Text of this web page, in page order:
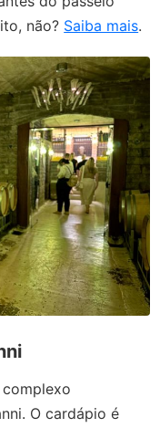
não? Saiba mais.
O cardápio é